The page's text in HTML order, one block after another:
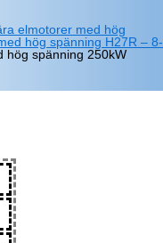
elmotorer med hög
hög spänning H27R – 8-
hög spänning 250kW